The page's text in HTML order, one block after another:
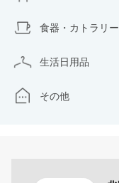
食器・カトラリー
生活日用品
その他